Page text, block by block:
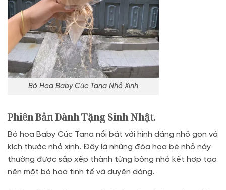
Bó Hoa Baby Cúc Tana Nhỏ Xinh
Phiên Bản Dành Tặng Sinh Nhật.
Bó hoa Baby Cúc Tana nổi bật với hình dáng nhỏ gọn và
kích thước nhỏ xinh. Đây là những đóa hoa bé nhỏ này
thường được sắp xếp thành từng bông nhỏ kết hợp tạo
nên một bó hoa tinh tế và duyên dáng.